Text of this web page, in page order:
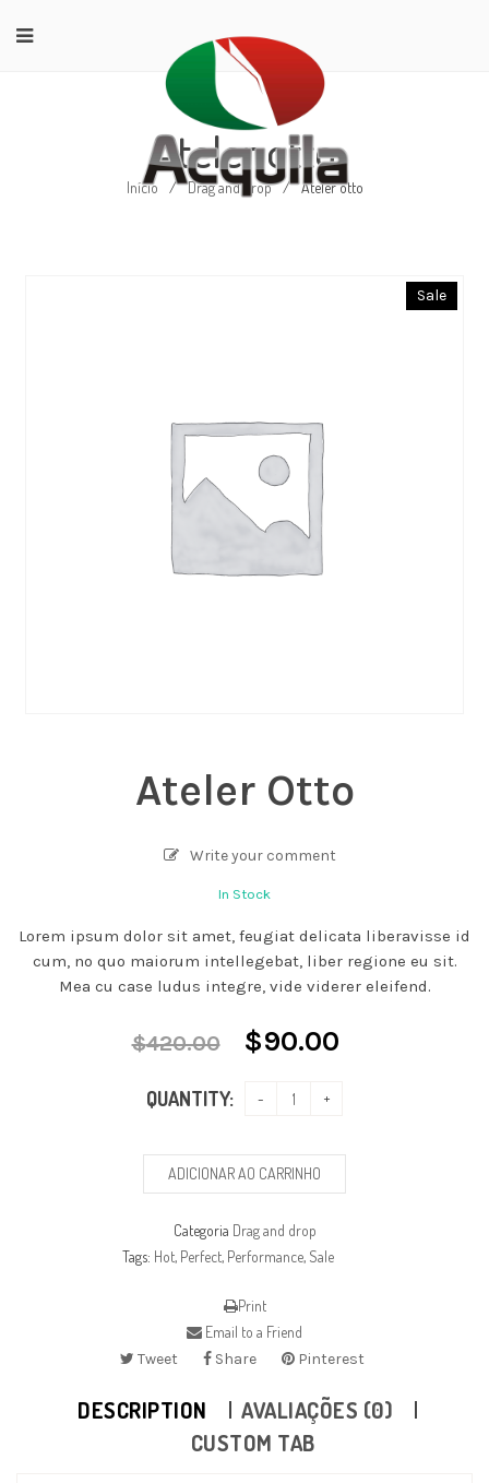
Ateler otto
Início / Drag and drop / Ateler otto
Sale
Ateler Otto
Write your comment
In Stock
Lorem ipsum dolor sit amet, feugiat delicata liberavisse id
cum, no quo maiorum intellegebat, liber regione eu sit.
Mea cu case ludus integre, vide viderer eleifend.
$420.00 $90.00
QUANTITY:
ADICIONAR AO CARRINHO
Categoria Drag and drop
Tags: Hot, Perfect, Performance, Sale
Print
Email to a Friend
Tweet
Share Pinterest
DESCRIPTION
AVALIAÇÕES (0)
CUSTOM TAB